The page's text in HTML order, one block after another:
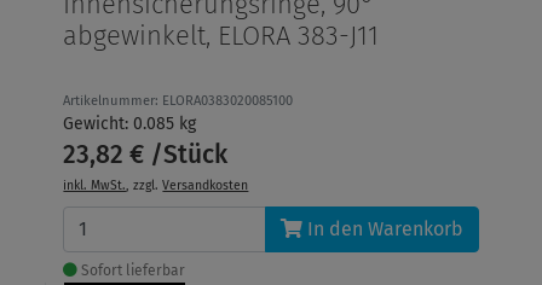
abgewinkelt, ELORA 383-J11
Artikelnummer: ELORA0383020085100
Gewicht: 0.085 kg
23,82 € /Stück
inkl. MwSt., zzgl.Versandkosten
In den Warenkorb
Sofort lieferbar